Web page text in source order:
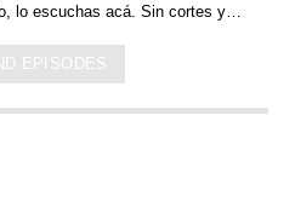
lo escuchas acá. Sin cortes y
EPISODES